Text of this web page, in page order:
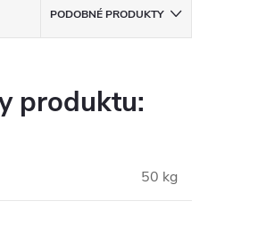
PODOBNÉ PRODUKTY
produktu:
50 kg